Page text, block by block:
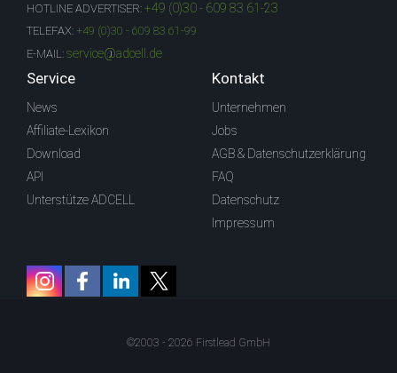
HOTLINE ADVERTISER: +49 (0)30 - 609 83 61-23
TELEFAX: +49 (0)30 - 609 83 61-99
E-MAIL: service@adcell.de
Service
News
Affiliate-Lexikon
Download
API
Unterstütze ADCELL
Kontakt
Unternehmen
Jobs
AGB & Datenschutzerklärung
FAQ
Datenschutz
Impressum
©2003 - 2026 Firstlead GmbH